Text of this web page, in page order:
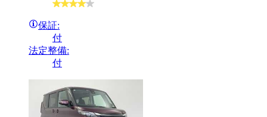
保証:
付
法定整備:
付